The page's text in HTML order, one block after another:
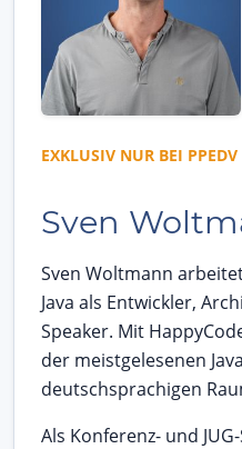
EXKLUSIV NUR BEI PPEDV
Sven
Sven Woltmann
Java als Entwickler,
Speaker. Mit
der meistgelesenen
deutschsprachigen
Als Konferenz- und